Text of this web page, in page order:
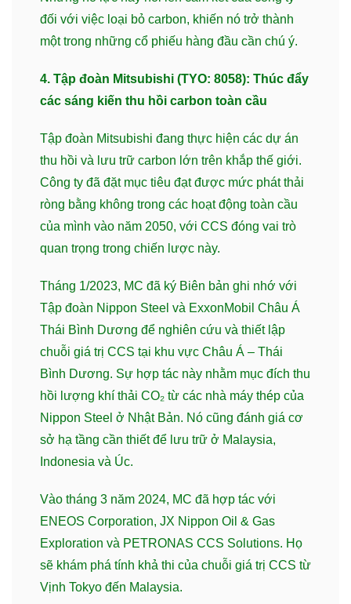
đối với việc loại bỏ carbon, khiến nó trở thành
một trong những cổ phiếu hàng đầu cần chú ý.
4. Tập đoàn Mitsubishi (TYO: 8058): Thúc đẩy
các sáng kiến thu hồi carbon toàn cầu
Tập đoàn Mitsubishi đang thực hiện các dự án
thu hồi và lưu trữ carbon lớn trên khắp thế giới.
Công ty đã đặt mục tiêu đạt được mức phát thải
ròng bằng không trong các hoạt động toàn cầu
của mình vào năm 2050, với CCS đóng vai trò
quan trọng trong chiến lược này.
Tháng 1/2023, MC đã ký Biên bản ghi nhớ với
Tập đoàn Nippon Steel và ExxonMobil Châu Á
Thái Bình Dương để nghiên cứu và thiết lập
chuỗi giá trị CCS tại khu vực Châu Á – Thái
Bình Dương. Sự hợp tác này nhằm mục đích thu
hồi lượng khí thải CO₂ từ các nhà máy thép của
Nippon Steel ở Nhật Bản. Nó cũng đánh giá cơ
sở hạ tầng cần thiết để lưu trữ ở Malaysia,
Indonesia và Úc.
Vào tháng 3 năm 2024, MC đã hợp tác với
ENEOS Corporation, JX Nippon Oil & Gas
Exploration và PETRONAS CCS Solutions. Họ
sẽ khám phá tính khả thi của chuỗi giá trị CCS từ
Vịnh Tokyo đến Malaysia.